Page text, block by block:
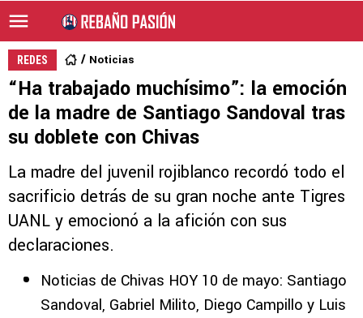
REDES Noticias
“Ha trabajado muchísimo”: la emoción
de la madre de Santiago Sandoval tras
su doblete con Chivas
La madre del juvenil rojiblanco recordó todo el
sacrificio detrás de su gran noche ante Tigres
UANL y emocionó a la afición con sus
declaraciones.
Noticias de Chivas HOY 10 de mayo: Santiago
Sandoval, Gabriel Milito, Diego Campillo y Luis